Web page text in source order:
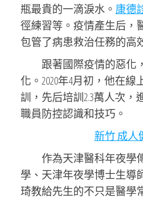
瓶最貴的一滴淚水。 康德
徑練習等。疫情產生后，
包管了病患救治任務的高
跟著國際疫情的惡化
化。2020年4月初，他在
訓，先后培訓2.3萬人次，
職員防控認識和技巧。
新竹 成人
作為天津醫科年夜學
學、天津年夜學博士生導
琦教給先生的不只是醫學